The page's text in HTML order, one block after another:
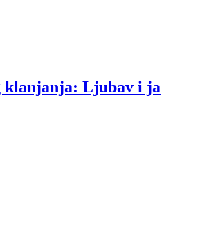
klanjanja: Ljubav i ja